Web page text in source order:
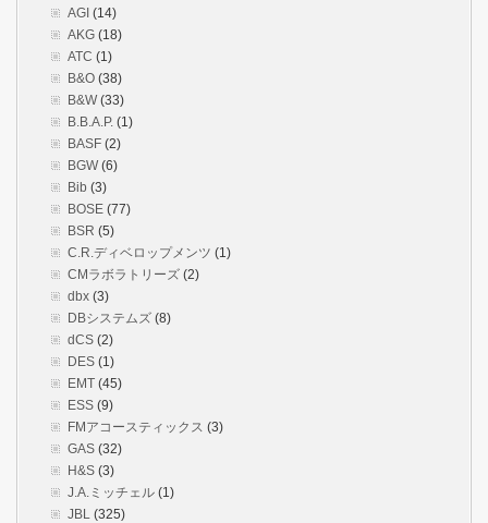
AGI (14)
AKG (18)
ATC (1)
B&O (38)
B&W(33)
B.B.A.P. (1)
BASF (2)
BGW(6)
Bib (3)
BOSE (77)
BSR (5)
C.R.ディベロップメンツ (1)
CMラボラトリーズ (2)
dbx (3)
DBシステムズ (8)
dCS (2)
DES (1)
EMT (45)
ESS (9)
FMアコースティックス (3)
GAS (32)
H&S (3)
J.A.ミッチェル (1)
JBL (325)